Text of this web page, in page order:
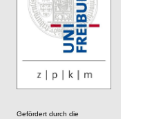
Gefördert durch die